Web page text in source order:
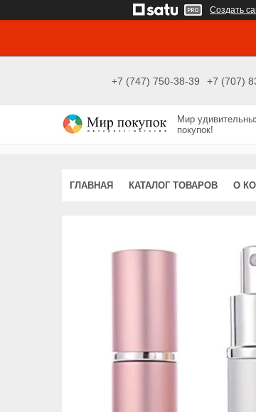
Создать
+7 (747) 750-38-39 +7 (707)
Мир
покупок!
ГЛАВНАЯ КАТАЛОГ ТОВАРОВ О